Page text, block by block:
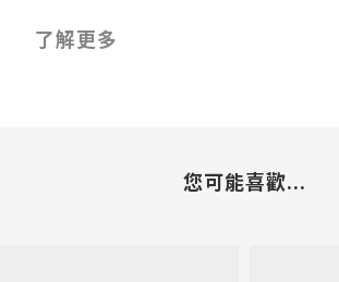
了解更多
您可能喜歡...